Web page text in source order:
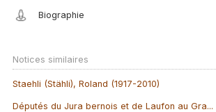
Biographie
Notices similaires
Staehli (Stähli), Roland (1917-2010)
Députés du Jura bernois et de Laufon au Gra...